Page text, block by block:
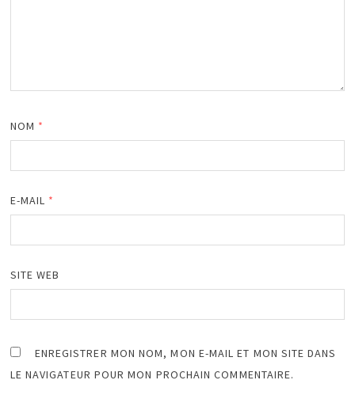
NOM *
E-MAIL *
SITE WEB
ENREGISTRER MON NOM, MON E-MAIL ET MON SITE DANS
LE NAVIGATEUR POUR MON PROCHAIN COMMENTAIRE.